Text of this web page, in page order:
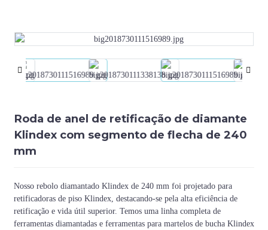
Roda de anel de retificação de diamante
Klindex com segmento de flecha de 240
mm
Nosso rebolo diamantado Klindex de 240 mm foi projetado para
retificadoras de piso Klindex, destacando-se pela alta eficiência de
retificação e vida útil superior. Temos uma linha completa de
ferramentas diamantadas e ferramentas para martelos de bucha Klindex